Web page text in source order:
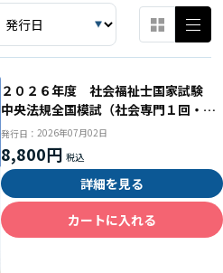
２０２６年度 社会福祉士国家試験
中央法規全国模試（社会専門１回・２
回セット）
発行日： 2026年07月02日
8,800円
詳細を見る
カートに入れる